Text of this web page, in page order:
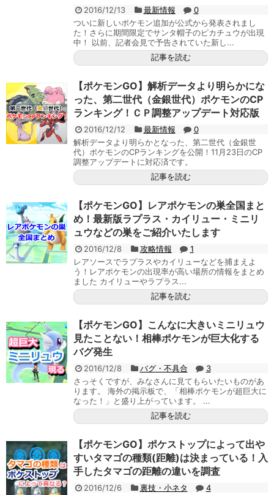
2016/12/13 最新情報
0
ついに新しいポケモン追加が公式から発表されまし
た！さらに期間限定でサンタ帽子のピカチュウが出現
中！ 以前、記者会見で予告されていた新し...
記事を読む
【ポケモンGO】解析データより明らかにな
った、第二世代（金銀世代）ポケモンのCP
ランキング！ＣＰ調整アップデート対応版
2016/12/12 最新情報
0
解析データより明らかとなった、第二世代（金銀世
代）ポケモンのCPランキングを公開！11月23日のCP
調整アップデートに対応済です。
記事を読む
【ポケモンGO】レアポケモンの巣全国まと
め！最新版ラプラス・カイリュー・ミニリ
ュウなどの巣をご紹介いたします
2016/12/8 攻略情報
1
レアソースでラプラスやカイリューなどを捕まえよ
う！レアポケモンの出現率が高い場所の情報をまとめ
ました カイリューやラプラス...
記事を読む
【ポケモンGO】こんなに大きいミニリュウ
見たことない！相棒ポケモンが巨大化する
バグ発生
2016/12/8 バグ・不具合
3
さっそくですが、みなさんに見てもらいたいものがあ
ります。 海外の掲示板で、「相棒ポケモンが超巨大に
なった！」と盛り上がっています。 ...
記事を読む
【ポケモンGO】ポケストップによって出や
すいタマゴの種類(距離)は決まっている！入
手したタマゴの距離の違いを調査
2016/12/6 裏技・小ネタ
4